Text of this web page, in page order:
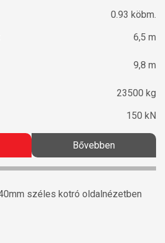
0.93 köbm.
6,5 m
9,8 m
23500 kg
150 kN
Bővebben